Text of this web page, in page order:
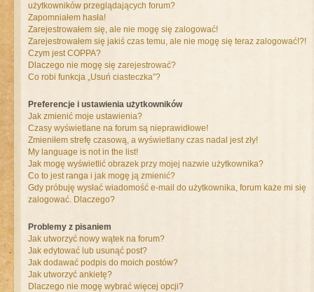
użytkowników przeglądających forum?
Zapomniałem hasła!
Zarejestrowałem się, ale nie mogę się zalogować!
Zarejestrowałem się jakiś czas temu, ale nie mogę się teraz zalogować!?!
Czym jest COPPA?
Dlaczego nie mogę się zarejestrować?
Co robi funkcja „Usuń ciasteczka”?
Preferencje i ustawienia użytkowników
Jak zmienić moje ustawienia?
Czasy wyświetlane na forum są nieprawidłowe!
Zmieniłem strefę czasową, a wyświetlany czas nadal jest zły!
My language is not in the list!
Jak mogę wyświetlić obrazek przy mojej nazwie użytkownika?
Co to jest ranga i jak mogę ją zmienić?
Gdy próbuję wysłać wiadomość e-mail do użytkownika, forum każe mi się
zalogować. Dlaczego?
Problemy z pisaniem
Jak utworzyć nowy wątek na forum?
Jak edytować lub usunąć post?
Jak dodawać podpis do moich postów?
Jak utworzyć ankietę?
Dlaczego nie mogę wybrać więcej opcji?